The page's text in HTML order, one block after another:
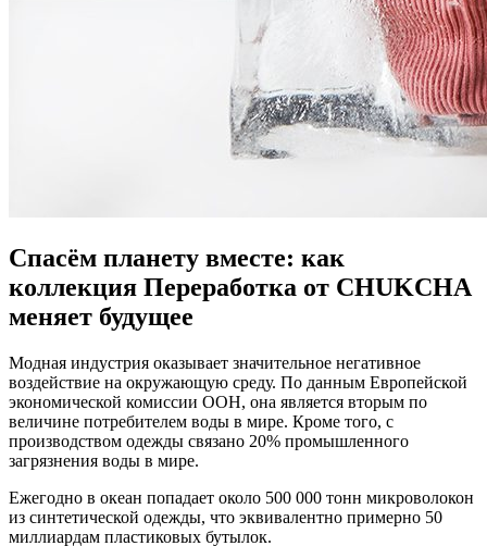
Спасём планету вместе: как
коллекция Переработка от CHUKCHA
меняет будущее
Модная индустрия оказывает значительное негативное
воздействие на окружающую среду. По данным Европейской
экономической комиссии ООН, она является вторым по
величине потребителем воды в мире. Кроме того, с
производством одежды связано 20% промышленного
загрязнения воды в мире.
Ежегодно в океан попадает около 500 000 тонн микроволокон
из синтетической одежды, что эквивалентно примерно 50
миллиардам пластиковых бутылок.